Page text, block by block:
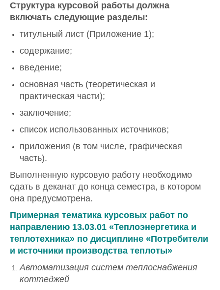
Структура курсовой работы должна
включать следующие разделы:
титульный лист (Приложение 1);
содержание;
введение;
основная часть (теоретическая и
практическая части);
заключение;
список использованных источников;
приложения (в том числе, графическая
часть).
Выполненную курсовую работу необходимо
сдать в деканат до конца семестра, в котором
она предусмотрена.
Примерная тематика курсовых работ по
направлению 13.03.01 «Теплоэнергетика и
теплотехника» по дисциплине «Потребители
и источники производства теплоты»
Автоматизация систем теплоснабжения
коттеджей